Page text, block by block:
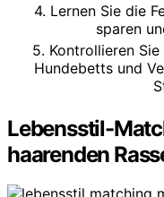
4. Lernen Sie die
sparen
5. Kontrollieren
Hundebetts und
Lebensstil-
haarenden